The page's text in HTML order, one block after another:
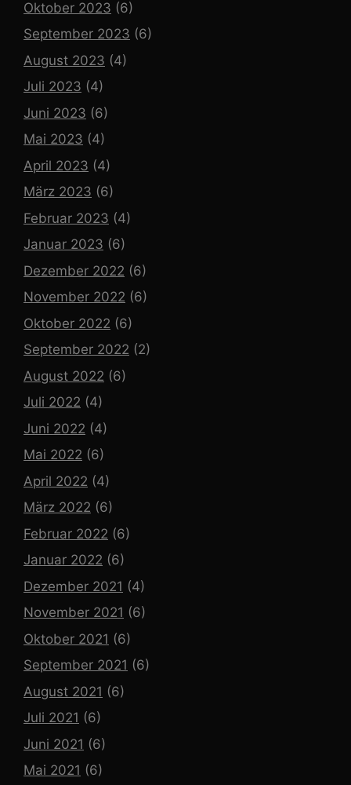
Oktober 2023 (6)
September 2023 (6)
August 2023 (4)
Juli 2023 (4)
Juni 2023 (6)
Mai 2023 (4)
April 2023 (4)
März 2023 (6)
Februar 2023 (4)
Januar 2023 (6)
Dezember 2022 (6)
November 2022 (6)
Oktober 2022 (6)
September 2022 (2)
August 2022 (6)
Juli 2022 (4)
Juni 2022 (4)
Mai 2022 (6)
April 2022 (4)
März 2022 (6)
Februar 2022 (6)
Januar 2022 (6)
Dezember 2021 (4)
November 2021 (6)
Oktober 2021 (6)
September 2021 (6)
August 2021 (6)
Juli 2021 (6)
Juni 2021 (6)
Mai 2021 (6)